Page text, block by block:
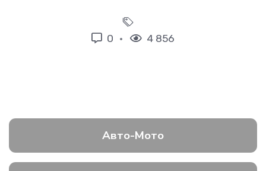
0 4 856
Авто-Мото